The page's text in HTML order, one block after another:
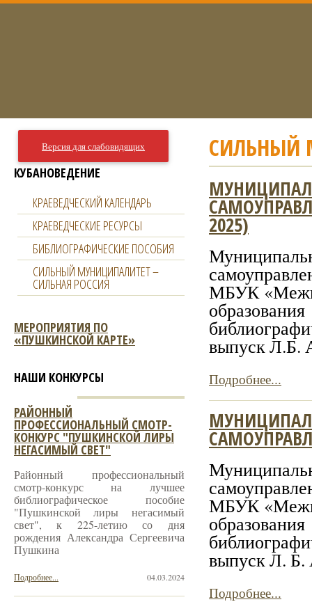
СИЛЬНЫЙ
2025)
МБУК
выпуск Л.Б.
Подробнее...
МБУК
выпуск Л. Б.
Подробнее...
Версия для слабовидящих
КУБАНОВЕДЕНИЕ
КРАЕВЕДЧЕСКИЙ КАЛЕНДАРЬ
КРАЕВЕДЧЕСКИЕ РЕСУРСЫ
БИБЛИОГРАФИЧЕСКИЕ ПОСОБИЯ
СИЛЬНЫЙ МУНИЦИПАЛИТЕТ –
СИЛЬНАЯ РОССИЯ
МЕРОПРИЯТИЯ ПО
«ПУШКИНСКОЙ КАРТЕ»
НАШИ КОНКУРСЫ
РАЙОННЫЙ
ПРОФЕССИОНАЛЬНЫЙ СМОТР-
КОНКУРС "ПУШКИНСКОЙ ЛИРЫ
НЕГАСИМЫЙ СВЕТ"
Районный профессиональный
смотр-конкурс на лучшее
библиографическое пособие
"Пушкинской лиры негасимый
свет", к 225-летию со дня
рождения Александра Сергеевича
Пушкина
04.03.2024
Подробнее...